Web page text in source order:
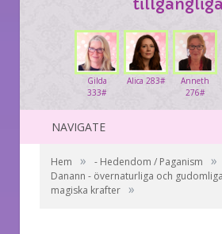
tillgängliga
Anneth
276#
Alica 283#
Gilda
333#
NAVIGATE
Hem » - Hedendom / Paganism »
Danann - övernaturliga och
magiska krafter »